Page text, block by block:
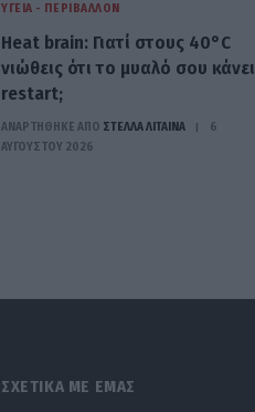
ΥΓΕΊΑ - ΠΕΡΙΒΆΛΛΟΝ
Heat brain: Γιατί στους 40°C
νιώθεις ότι το μυαλό σου κάνει
restart;
ΑΝΑΡΤΗΘΗΚΕ ΑΠΟ ΣΤΈΛΛΑ ΛΊΤΑΙΝΑ
6
ΑΥΓΟΎΣΤΟΥ 2026
ΣΧΕΤΙΚΑ ΜΕ ΕΜΑΣ